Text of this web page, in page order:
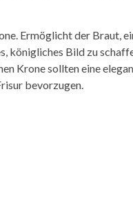
Ermöglicht der Braut,
königliches Bild zu
Krone sollten eine
bevorzugen.